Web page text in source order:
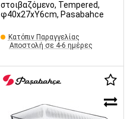
στοιβαζόμενο, Tempered,
φ40x27xY6cm, Pasabahce
Κατόπιν Παραγγελίας
Αποστολή σε 4-6 ημέρες